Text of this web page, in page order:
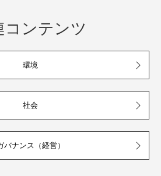
コンテンツ
環境
社会
バナンス（経営）